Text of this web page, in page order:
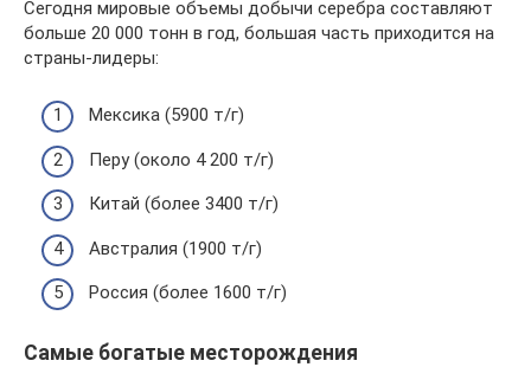
Сегодня мировые объемы добычи серебра составляют
больше 20 000 тонн в год, большая часть приходится на
страны-лидеры:
Мексика (5900 т/г)
Перу (около 4 200 т/г)
Китай (более 3400 т/г)
Австралия (1900 т/г)
Россия (более 1600 т/г)
Самые богатые месторождения